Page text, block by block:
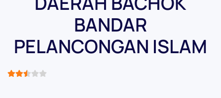
BANDAR
PELANCONGAN ISLAM
User Rating: